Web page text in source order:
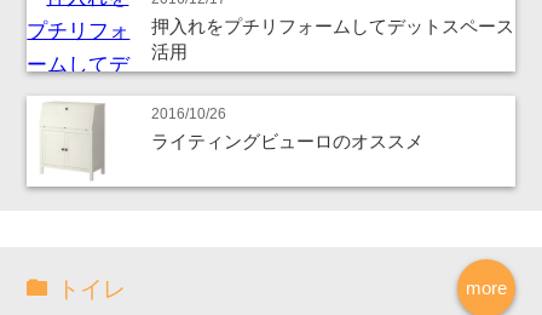
押入れをプチリフォームしてデットスペース
活用
2016/10/26
ライティングビューロのオススメ
more
トイレ